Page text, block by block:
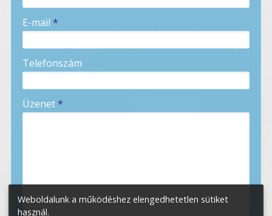
-
-
E-mail *
Telefonszám
Üzenet*
Weboldalunk a működéshez elengedhetetlen sütiket
használ.